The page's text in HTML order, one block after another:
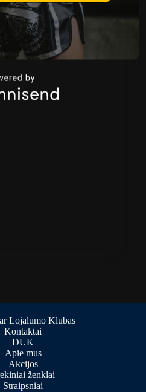
kontact
12,00 €
Lojalumo Klubas
Kontaktai
DUK
Apie mus
Akcijos
ženklai
Straipsniai